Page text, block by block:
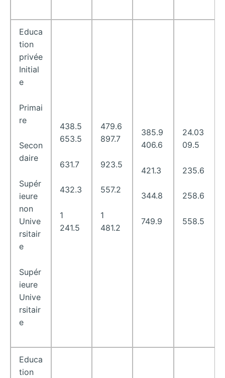
Educa
tion
privée
Initial
e
Primai
re
Secon
daire
Supér
ieure
non
Unive
rsitair
e
Supér
ieure
Unive
rsitair
e
438.5
653.5
631.7
432.3
1
241.5
479.6
897.7
923.5
557.2
1
481.2
385.9
406.6
421.3
344.8
749.9
24.03
09.5
235.6
258.6
558.5
Educa
tion